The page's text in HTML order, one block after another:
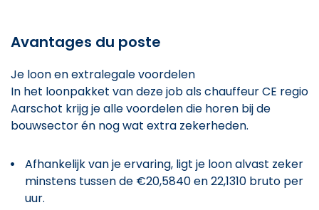
Avantages du poste
Je loon en extralegale voordelen
In het loonpakket van deze job als chauffeur CE regio
Aarschot krijg je alle voordelen die horen bij de
bouwsector én nog wat extra zekerheden.
Afhankelijk van je ervaring, ligt je loon alvast zeker
minstens tussen de €20,5840 en 22,1310 bruto per
uur.